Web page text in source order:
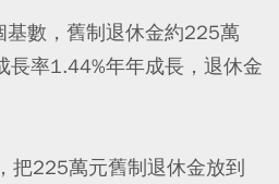
數，舊制退休金約225萬
率1.44%年年成長，退休金
把225萬元舊制退休金放到